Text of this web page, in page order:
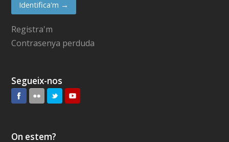
Registra'm
Contrasenya perduda
Segueix-nos
On estem?